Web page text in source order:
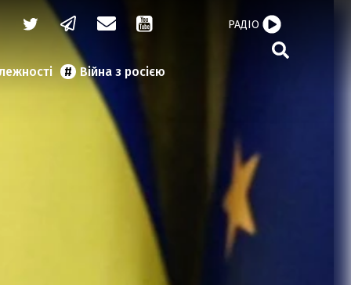
Війна з росією
РАДІО